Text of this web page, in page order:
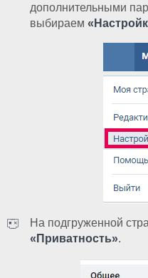
дополнительными
выбираем
На подгруженной
«Приватность».